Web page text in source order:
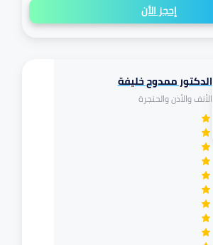
إحجز الأن
الدكتور ممدوح خليفة
الأنف والأذن والحنجرة